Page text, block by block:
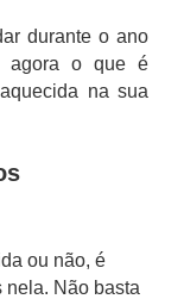
durante o ano
agora o que é
na sua
ou não, é
nela. Não basta